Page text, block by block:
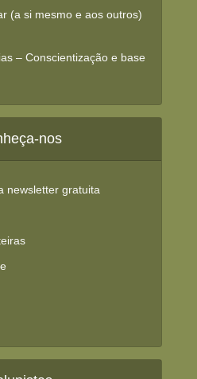
(a si mesmo e aos outros)
– Conscientização e base
nos
newsletter gratuita